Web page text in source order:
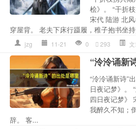
桧》。 “干折
宋代 陆游 北
穿屋背。 老夫下床行蹑履，稚子抱书坐
jzg 11-21 0 293
“泠泠诵新
“泠泠诵新诗”
日夜记梦》。
四日夜记梦》
我醉久不知；
辞。 客...